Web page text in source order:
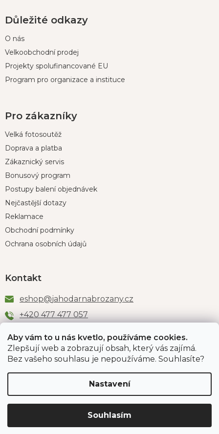
Aby vám to u nás kvetlo, používáme cookies.
Zlepšují web a zobrazují obsah, který vás zajímá.
Bez vašeho souhlasu je nepoužíváme. Souhlasíte?
Nastavení
Souhlasím
Důležité odkazy
O nás
Velkoobchodní prodej
Projekty spolufinancované EU
Program pro organizace a instituce
Pro zákazníky
Velká fotosoutěž
Doprava a platba
Zákaznický servis
Bonusový program
Postupy balení objednávek
Nejčastější dotazy
Reklamace
Obchodní podmínky
Ochrana osobních údajů
Kontakt
eshop@jahodarnabrozany.cz
+420 477 477 057
Odběr newsletteru
PŘIHLÁSIT SE